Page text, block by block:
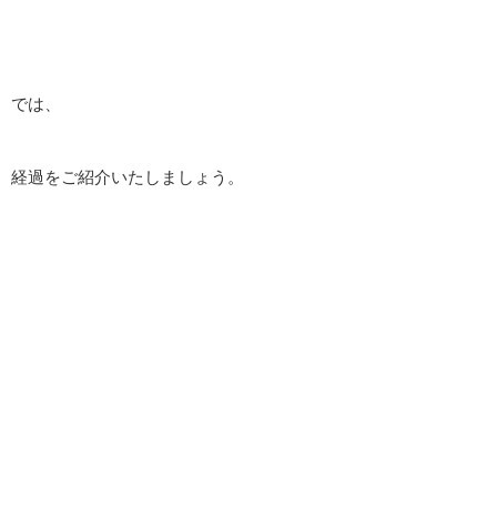
では、
経過をご紹介いたしましょう。